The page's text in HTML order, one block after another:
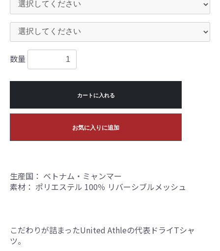
数量
カートに入れる
お気に入りに追加
生産国： ベトナム・ミャンマー
素材： ポリエステル 100％ リバーシブルメッシュ
こだわりが詰まったUnited Athleの代表ドライTシャ
ツ。